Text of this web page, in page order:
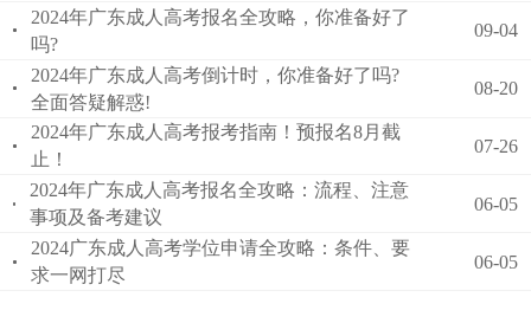
2024年广东成人高考报名全攻略，你准备好了
吗?
09-04
2024年广东成人高考倒计时，你准备好了吗?
全面答疑解惑!
08-20
2024年广东成人高考报考指南！预报名8月截
止！
07-26
2024年广东成人高考报名全攻略：流程、注意
事项及备考建议
06-05
2024广东成人高考学位申请全攻略：条件、要
求一网打尽
06-05